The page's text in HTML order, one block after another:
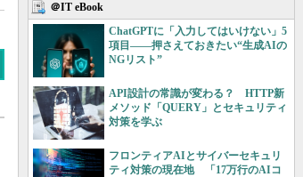
＠IT eBook
ChatGPTに「入力してはいけない」5
項目――押さえておきたい“生成AIの
NGリスト”
API設計の常識が変わる？ HTTP新
メソッド「QUERY」とセキュリティ
対策を学ぶ
フロンティアAIとサイバーセキュリ
ティ対策の現在地 「17万行のAIコ